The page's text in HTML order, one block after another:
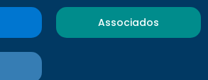
Associados